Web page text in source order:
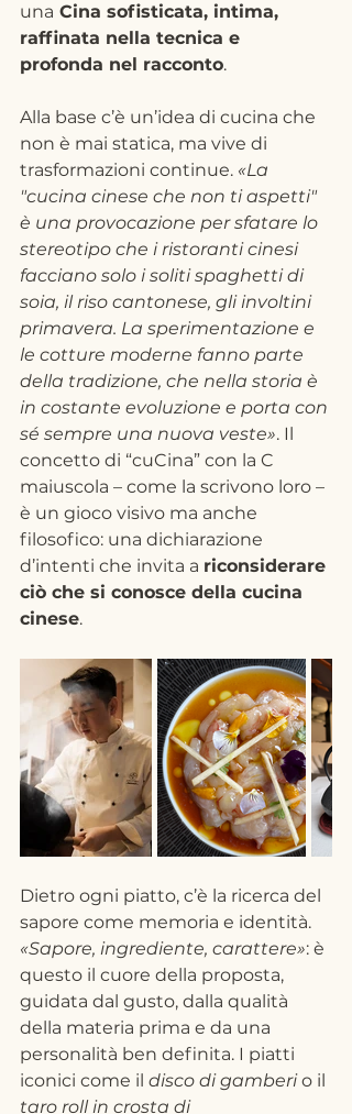
una Cina sofisticata, intima,
raffinata nella tecnica e
profonda nel racconto.
Alla base c’è un’idea di cucina che
non è mai statica, ma vive di
trasformazioni continue. «La
"cucina cinese che non ti aspetti"
è una provocazione per sfatare lo
stereotipo che i ristoranti cinesi
facciano solo i soliti spaghetti di
soia, il riso cantonese, gli involtini
primavera. La sperimentazione e
le cotture moderne fanno parte
della tradizione, che nella storia è
in costante evoluzione e porta con
sé sempre una nuova veste». Il
concetto di “cuCina” con la C
maiuscola – come la scrivono loro –
è un gioco visivo ma anche
filosofico: una dichiarazione
d’intenti che invita a riconsiderare
ciò che si conosce della cucina
cinese.
Dietro ogni piatto, c’è la ricerca del
sapore come memoria e identità.
«Sapore, ingrediente, carattere»: è
questo il cuore della proposta,
guidata dal gusto, dalla qualità
della materia prima e da una
personalità ben definita. I piatti
iconici come il disco di gamberi o il
taro roll in crosta di